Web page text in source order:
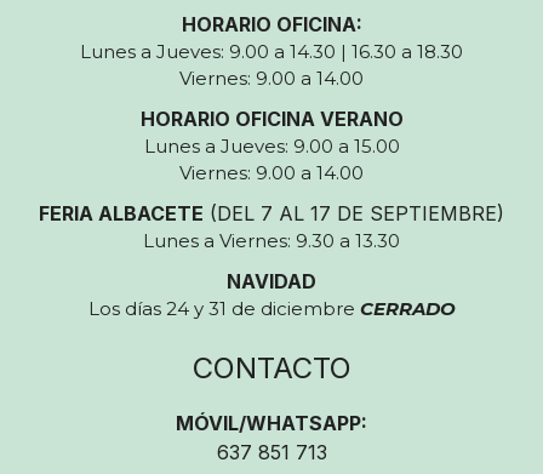
HORARIO OFICINA:
Lunes a Jueves: 9.00 a 14.30 | 16.30 a 18.30
Viernes: 9.00 a 14.00
HORARIO OFICINA VERANO
Lunes a Jueves: 9.00 a 15.00
Viernes: 9.00 a 14.00
FERIA ALBACETE (DEL 7 AL 17 DE SEPTIEMBRE)
Lunes a Viernes: 9.30 a 13.30
NAVIDAD
Los días 24 y 31 de diciembre CERRADO
CONTACTO
MÓVIL/WHATSAPP:
637 851 713